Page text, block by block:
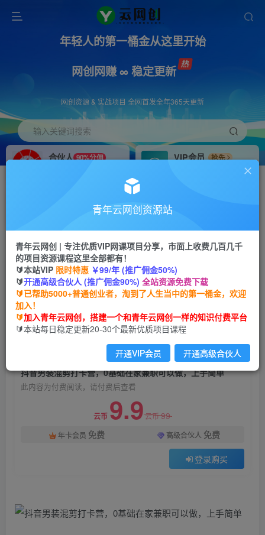
年轻人的第一桶金从这里开始
网创网赚 ∞ 稳定更新
网创资源 & 实战项目 全网首发全年365天更新
输入关键词搜索
合伙人 90%分佣
VIP会员
抢先
搭建同款网站，自己当老板
首页 创业课程 会员免费 正文
抖音男装混剪打卡营，0基础在家兼职可以做，上
手简单
青年云网创
2年前发布
关注 私信
抖音男装混剪打卡营，0基础在家兼职可以做，上手简单
此内容为付费阅读，请付费后查看
云币 9.9云币99
年卡会员 免费 高级合伙人 免费
登录购买
青年云网创资源站
青年云网创 | 专注优质VIP网课项目分享，市面上收费几百几千
的项目资源课程这里全部都有！
🔰本站VIP 限时特惠 ￥99/年 (推广佣金50%)
🔰开通高级合伙人 (推广佣金90%) 全站资源免费下载
🔰已帮助5000+普通创业者，淘到了人生当中的第一桶金，欢迎
加入！
🔰加入青年云网创，搭建一个和青年云网创一样的知识付费平台
🔰本站每日稳定更新20-30个最新优质项目课程
开通VIP会员 开通高级合伙人